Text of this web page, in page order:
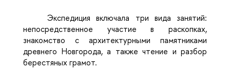
Экспедиция включала три вида занятий:
непосредственное участие в раскопках,
знакомство с архитектурными памятниками
древнего Новгорода, а также чтение и разбор
берестяных грамот.